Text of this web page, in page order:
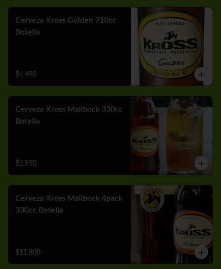
Cerveza Kross Golden 710cc
Botella
$4.490
Cerveza Kross Mailbock 330cc
Botella
$2.950
Cerveza Kross Malibock 4pack
330cc Botella
$11.800